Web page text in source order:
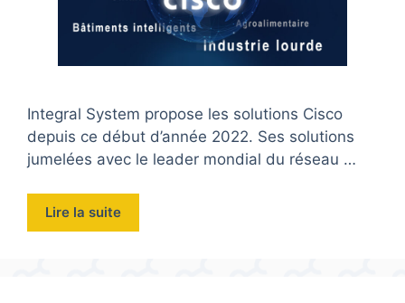
Integral System propose les solutions Cisco
depuis ce début d’année 2022. Ses solutions
jumelées avec le leader mondial du réseau …
Lire la suite